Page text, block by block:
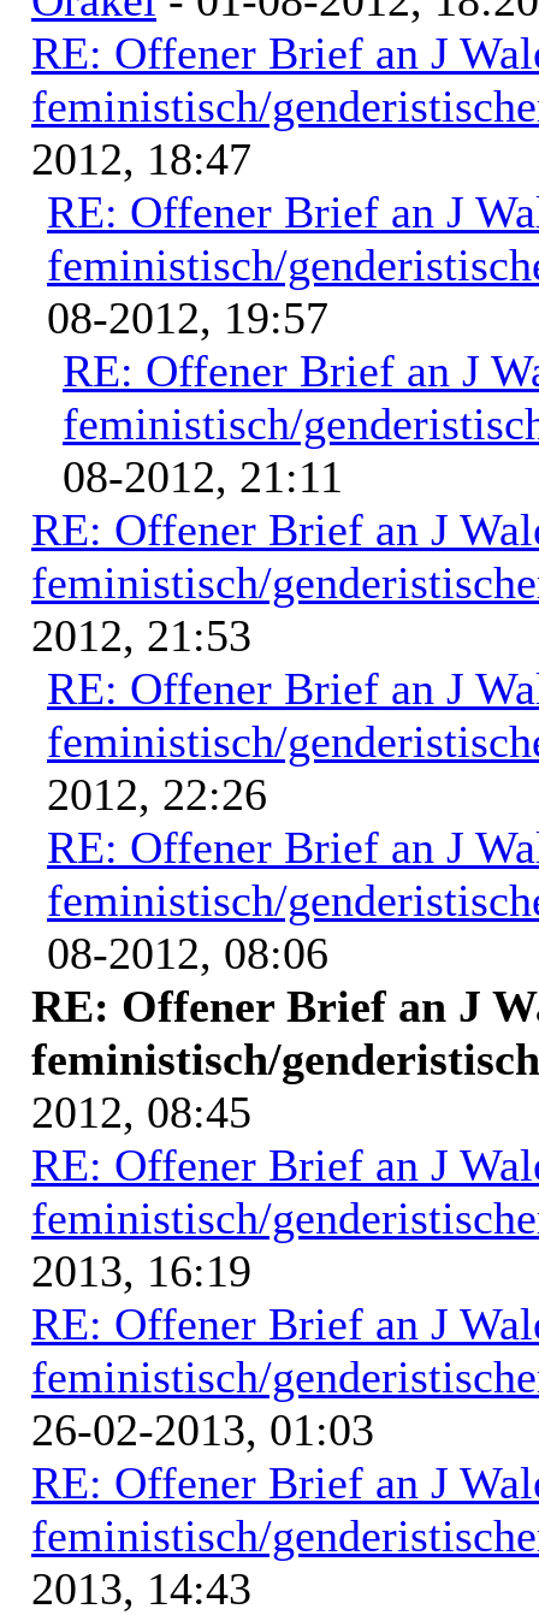
RE: Offener Brief an J
feministisch/
2012, 18:47
RE: Offener Brief an J
feministisch/
08-2012, 19:57
RE: Offener Brief an J
feministisch/
08-2012, 21:11
RE: Offener Brief an J
feministisch/
2012, 21:53
RE: Offener Brief an J
feministisch/
2012, 22:26
RE: Offener Brief an J
feministisch/
08-2012, 08:06
RE: Offener Brief an J
feministisch/
2012, 08:45
RE: Offener Brief an J
feministisch/
2013, 16:19
RE: Offener Brief an J
feministisch/
26-02-2013, 01:03
RE: Offener Brief an J
feministisch/
2013, 14:43